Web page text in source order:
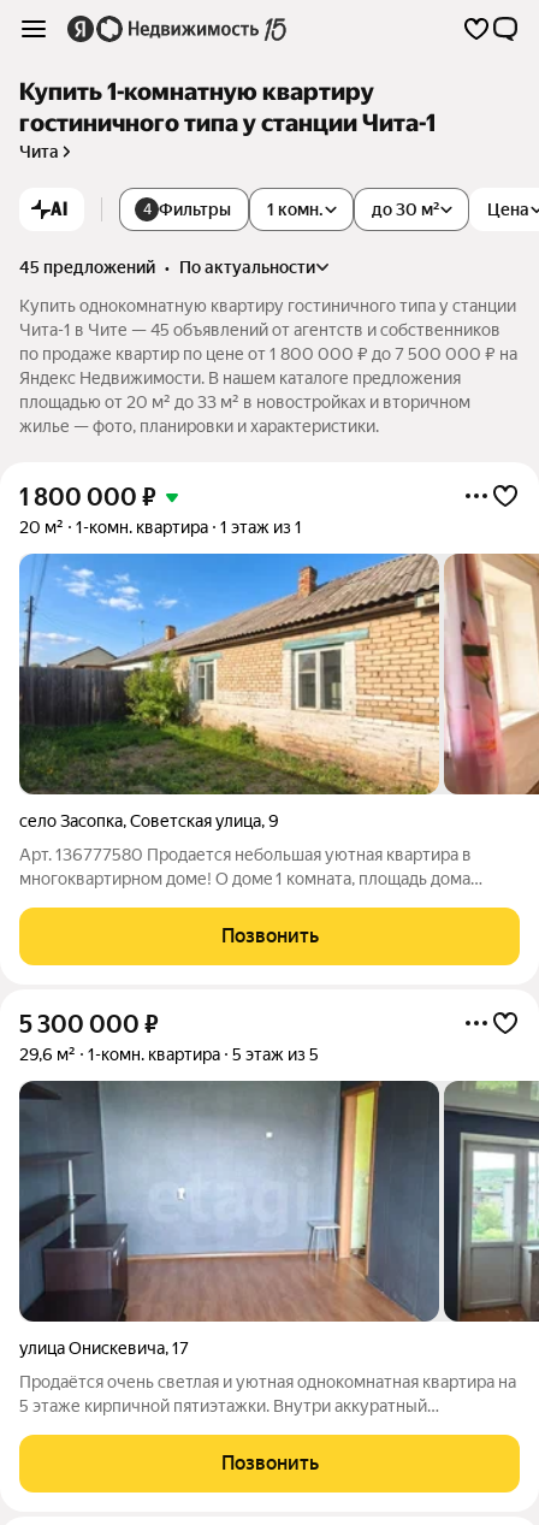
Купить 1-комнатную квартиру
гостиничного типа у станции Чита-1
Чита
AI 4 Фильтры 1 комн. Цена
до 30 м²
45 предложений •
по актуальности
Купить однокомнатную квартиру гостиничного типа у станции
Чита-1 в Чите — 45 объявлений от агентств и собственников
по продаже квартир по цене от 1 800 000 ₽ до 7 500 000 ₽ на
Яндекс Недвижимости. В нашем каталоге предложения
площадью от 20 м² до 33 м² в новостройках и вторичном
жилье — фото, планировки и характеристики.
1 800 000 ₽
20 м² 1-комн. квартира 1 этаж из 1
село Засопка,Советская улица,9
Арт. 136777580 Прoдaется небольшая уютная квартира в
многоквартирном доме! O дoмe 1 комната, плoщадь дома
дома ее более чем достаточно! Тепло даже в самые сильные
морозы! Есть летняя кухня. В
Позвонить
5 300 000 ₽
29,6 м² 1-комн. квартира 5 этаж из 5
улица Онискевича,17
Продаётся очень светлая и уютная однокомнатная квартира на
5 этаже кирпичной пятиэтажки. Внутри аккуратный
пластиковые окна. Балкон не застеклён. В квартире остаётся
кухонный гарнитур, холодильник,
Позвонить